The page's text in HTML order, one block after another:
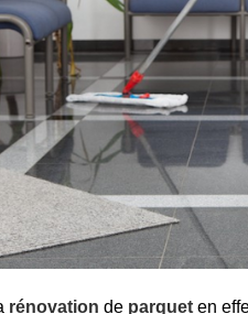
rénovation de parquet en